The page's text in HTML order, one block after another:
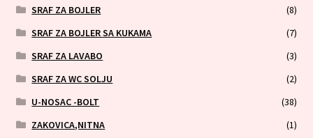
SRAF ZA BOJLER
(8)
SRAF ZA BOJLER SA KUKAMA
(7)
SRAF ZA LAVABO
(3)
SRAF ZA WC SOLJU
(2)
U-NOSAC -BOLT
(38)
ZAKOVICA,NITNA
(1)